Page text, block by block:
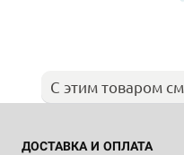
С этим товаром
ДОСТАВКА И ОПЛАТА